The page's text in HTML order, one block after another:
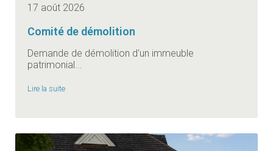
17 août 2026
Comité de démolition
Demande de démolition d'un immeuble
patrimonial...
Lire la suite